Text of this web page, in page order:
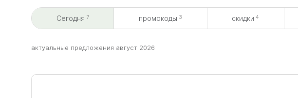
Сегодня 7 промокоды 3 скидки 4
aктуальные предложения август 2026